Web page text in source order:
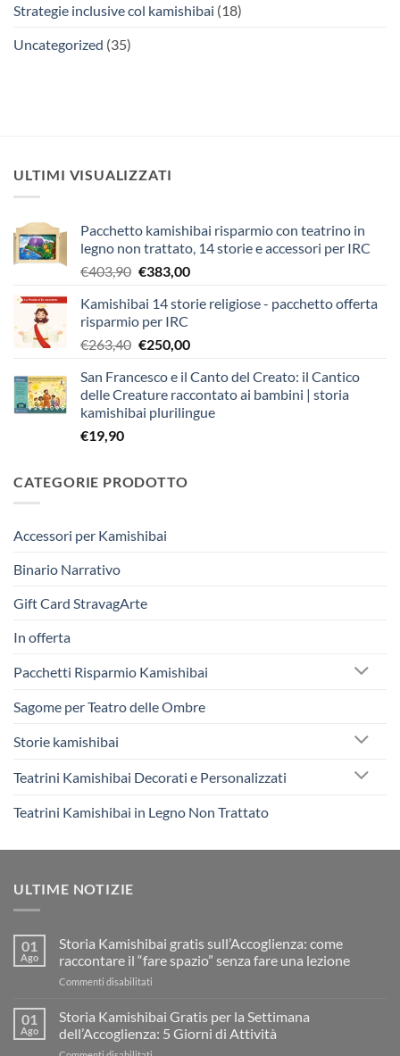
Strategie inclusive col kamishibai (18)
Uncategorized (35)
ULTIMI VISUALIZZATI
Pacchetto kamishibai risparmio con teatrino in
legno non trattato, 14 storie e accessori per IRC
€403,90 Il
originale
era:
€403,90.
€383,00Il
attuale
€383,00.
Kamishibai 14 storie religiose - pacchetto offerta
risparmio per IRC
€263,40 Il
originale
era:
€263,40.
€250,00Il
attuale
è:
€250,00.
San Francesco e il Canto del Creato: il Cantico
delle Creature raccontato ai bambini | storia
kamishibai plurilingue
€19,90
CATEGORIE PRODOTTO
Accessori per Kamishibai
Binario Narrativo
Gift Card StravagArte
In offerta
Pacchetti Risparmio Kamishibai
Sagome per Teatro delle Ombre
Storie kamishibai
Teatrini Kamishibai Decorati e Personalizzati
Teatrini Kamishibai in Legno Non Trattato
ULTIME NOTIZIE
01
Ago
Storia Kamishibai gratis sull’Accoglienza: come
raccontare il “fare spazio” senza fare una lezione
Commenti disabilitati
Kamishibai
sull’Accoglienza:
01
Ago
Storia Kamishibai Gratis per la Settimana
dell’Accoglienza: 5 Giorni di Attività